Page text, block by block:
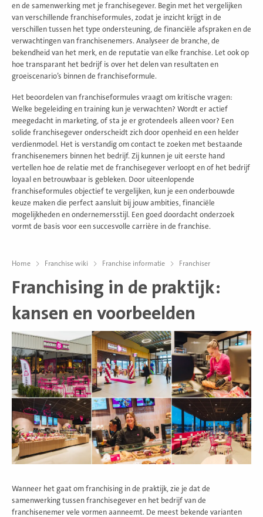
en de samenwerking met je franchisegever. Begin met het vergelijken
van verschillende franchiseformules, zodat je inzicht krijgt in de
verschillen tussen het type ondersteuning, de financiële afspraken en de
verwachtingen van franchisenemers. Analyseer de branche, de
bekendheid van het merk, en de reputatie van elke franchise. Let ook op
hoe transparant het bedrijf is over het delen van resultaten en
groeiscenario’s binnen de franchiseformule.
Het beoordelen van franchiseformules vraagt om kritische vragen:
Welke begeleiding en training kun je verwachten? Wordt er actief
meegedacht in marketing, of sta je er grotendeels alleen voor? Een
solide franchisegever onderscheidt zich door openheid en een helder
verdienmodel. Het is verstandig om contact te zoeken met bestaande
franchisenemers binnen het bedrijf. Zij kunnen je uit eerste hand
vertellen hoe de relatie met de franchisegever verloopt en of het bedrijf
loyaal en betrouwbaar is gebleken. Door uiteenlopende
franchiseformules objectief te vergelijken, kun je een onderbouwde
keuze maken die perfect aansluit bij jouw ambities, financiële
mogelijkheden en ondernemersstijl. Een goed doordacht onderzoek
vormt de basis voor een succesvolle carrière in de franchise.
Home Franchise wiki Franchise informatie Franchiser
Franchising in de praktijk:
kansen en voorbeelden
Wanneer het gaat om franchising in de praktijk, zie je dat de
samenwerking tussen franchisegever en het bedrijf van de
franchisenemer vele vormen aanneemt. De meest bekende varianten